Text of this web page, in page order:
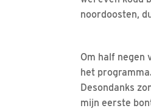
noordoosten,
Om half negen
het
Desondanks
mijn eerste